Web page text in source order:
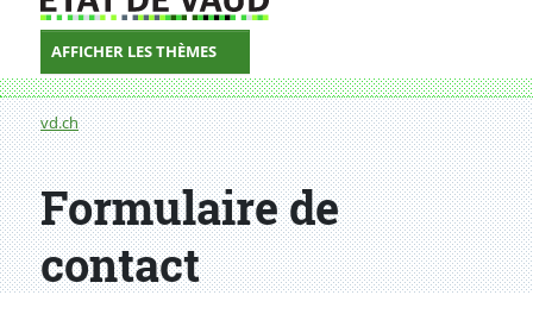
AFFICHER LES THÈMES
Fil d'Ariane
vd.ch
Formulaire de contact
Formulaire de
contact